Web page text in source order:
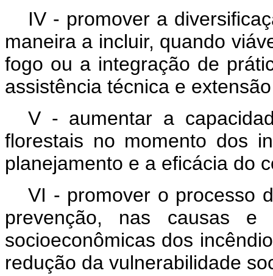
IV - promover a
maneira a incluir, quando
fogo ou a integração de
assistência técnica e
V - aumentar a
florestais no momento dos
planejamento e a eficácia do
VI - promover o processo
prevenção, nas causas e
socioeconômicas dos
redução da vulnerabilidade